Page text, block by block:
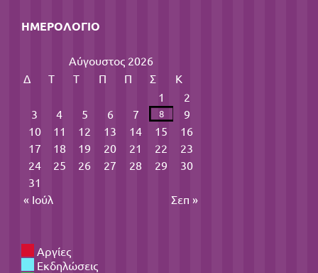
ΗΜΕΡΟΛΌΓΙΟ
Αύγουστος 2026
Δ
Τ Τ Π Π Σ
Κ
1
2
3
4 5 6 7 8
9
10
11 12 13 14 15
16
17
18 19 20 21 22
23
24
25 26 27 28 29
30
31
« Ιούλ
Σεπ »
Αργίες
Εκδηλώσεις